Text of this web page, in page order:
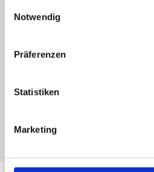
Notwendig
Präferenzen
Statistiken
Marketing
Ich habe die
zur
zu, dass meine Angaben und Daten
Hinweis: Sie können Ihre Einwilligung
* Pflichtfelder